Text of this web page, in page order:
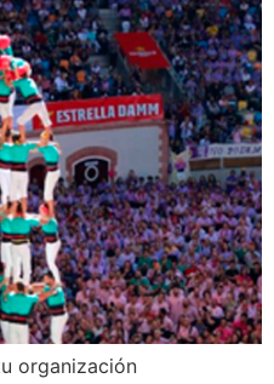
organización